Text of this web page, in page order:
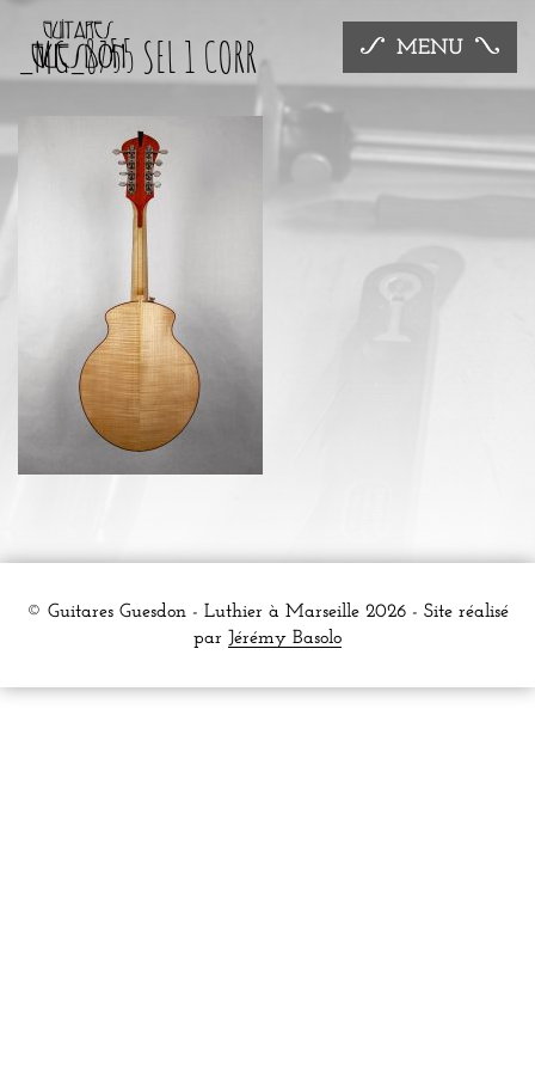
MENU
_MG_8755 SEL 1 CORR
© Guitares Guesdon - Luthier à Marseille 2026 - Site réalisé
par Jérémy Basolo